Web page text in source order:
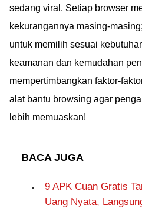
sedang viral. Setiap browser
kekurangannya masing-
untuk memilih sesuai
keamanan dan kemudahan
mempertimbangkan faktor-
alat bantu browsing agar
lebih memuaskan!
BACA JUGA
9 APK Cuan Gratis
Uang Nyata,